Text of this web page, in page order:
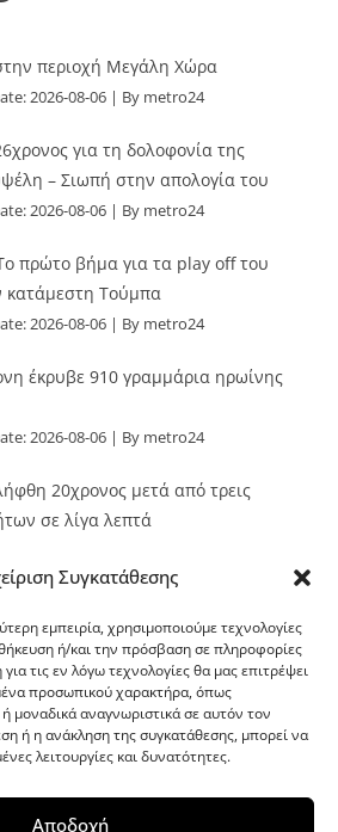
Συγκατάθεσης
εμπειρία, χρησιμοποιούμε τεχνολογίες
ή/και την πρόσβαση σε πληροφορίες
τις εν λόγω τεχνολογίες θα μας επιτρέψει
προσωπικού χαρακτήρα, όπως
μοναδικά αναγνωριστικά σε αυτόν τον
ή η ανάκληση της συγκατάθεσης, μπορεί να
λειτουργίες και δυνατότητες.
Αποδοχή
περιοχή Μεγάλη Χώρα
2026-08-06 By metro24
για τη δολοφονία της
– Σιωπή στην απολογία του
2026-08-06 By metro24
πρώτο βήμα για τα play off του
κατάμεστη Τούμπα
2026-08-06 By metro24
έκρυβε 910 γραμμάρια ηρωίνης
2026-08-06 By metro24
20χρονος μετά από τρεις
σε λίγα λεπτά